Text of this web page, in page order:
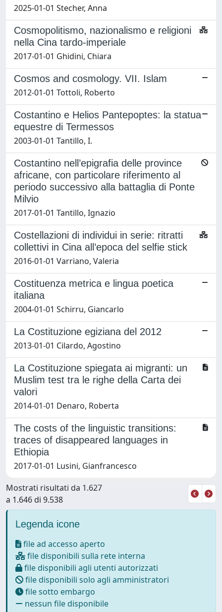
2025-01-01 Stecher, Anna
Cosmopolitismo, nazionalismo e religioni
nella Cina tardo-imperiale
2017-01-01 Ghidini, Chiara
Cosmos and cosmology. VII. Islam
2012-01-01 Tottoli, Roberto
Costantino e Helios Pantepoptes: la statua
equestre di Termessos
2003-01-01 Tantillo, I.
Costantino nell’epigrafia delle province
africane, con particolare riferimento al
periodo successivo alla battaglia di Ponte
Milvio
2017-01-01 Tantillo, Ignazio
Costellazioni di individui in serie: ritratti
collettivi in Cina all’epoca del selfie stick
2016-01-01 Varriano, Valeria
Costituenza metrica e lingua poetica
italiana
2004-01-01 Schirru, Giancarlo
La Costituzione egiziana del 2012
2013-01-01 Cilardo, Agostino
La Costituzione spiegata ai migranti: un
Muslim test tra le righe della Carta dei
valori
2014-01-01 Denaro, Roberta
The costs of the linguistic transitions:
traces of disappeared languages in
Ethiopia
2017-01-01 Lusini, Gianfrancesco
Mostrati risultati da 1.627
a 1.646 di 9.538
Legenda icone
file ad accesso aperto
file disponibili sulla rete interna
file disponibili agli utenti autorizzati
file disponibili solo agli amministratori
file sotto embargo
nessun file disponibile